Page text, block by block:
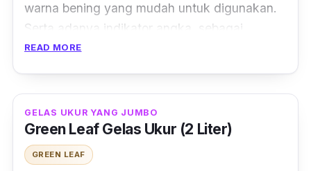
warna bening yang mudah untuk digunakan.
Serta adanya indikator angka, sebagai
petunjuk dalam membuat takaran bahan
digunakan dalam kegiatan memasak. Karena
produk ini menggunakan bahan kaca tahan
panas berkualitas tinggi, sehingga dapat
READ MORE
GELAS UKUR YANG JUMBO
Green Leaf Gelas Ukur (2 Liter)
GREEN LEAF